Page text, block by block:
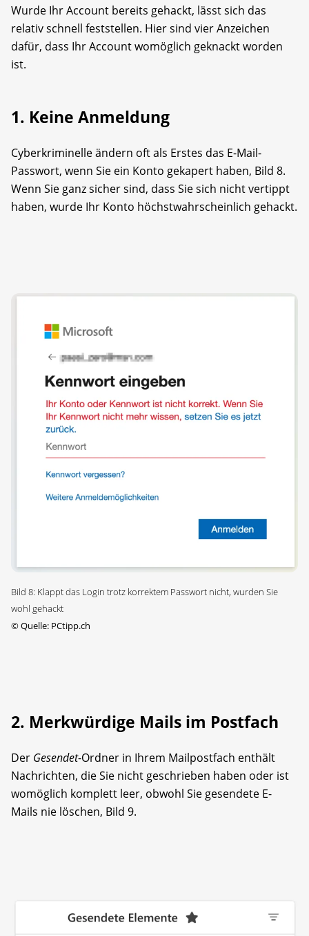
Wurde Ihr Account bereits gehackt, lässt sich das
relativ schnell feststellen. Hier sind vier Anzeichen
dafür, dass Ihr Account womöglich geknackt worden
ist.
1. Keine Anmeldung
Cyberkriminelle ändern oft als Erstes das E-Mail-
Passwort, wenn Sie ein Konto gekapert haben, Bild 8.
Wenn Sie ganz sicher sind, dass Sie sich nicht vertippt
haben, wurde Ihr Konto höchstwahrscheinlich gehackt.
Bild 8: Klappt das Login trotz korrektem Passwort nicht, wurden Sie
wohl gehackt
©Quelle: PCtipp.ch
2. Merkwürdige Mails im Postfach
Der Gesendet-Ordner in Ihrem Mailpostfach enthält
Nachrichten, die Sie nicht geschrieben haben oder ist
womöglich komplett leer, obwohl Sie gesendete E-
Mails nie löschen, Bild 9.